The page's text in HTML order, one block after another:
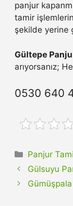
panjur
tamir
şekilde yerine
Gültepe
arıyorsanız;
0530 640
Kategoriler
Panjur
Gülsuyu
Gümüşpala